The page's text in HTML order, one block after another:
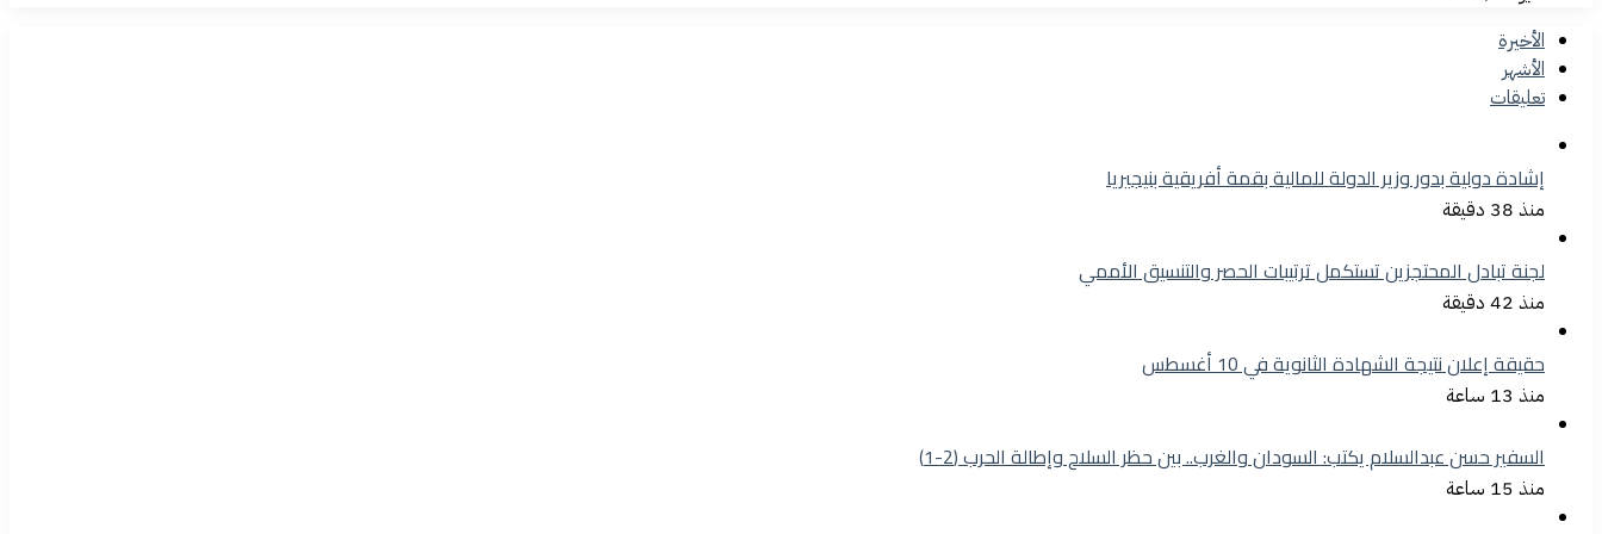
الأخيرة
الأشهر
تعليقات
إشادة دولية بدور وزير الدولة للمالية بقمة أفريقية بنيجيريا
منذ 38 دقيقة
لجنة تبادل المحتجزين تستكمل ترتيبات الحصر والتنسيق الأممي
منذ 42 دقيقة
حقيقة إعلان نتيجة الشهادة الثانوية في 10 أغسطس
منذ 13 ساعة
السفير حسن عبدالسلام يكتب: السودان والغرب.. بين حظر السلاح وإطالة الحرب (2-1)
منذ 15 ساعة